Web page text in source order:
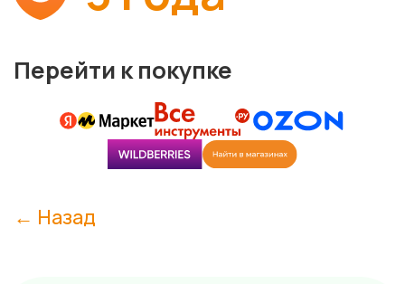
Перейти к покупке
← Назад